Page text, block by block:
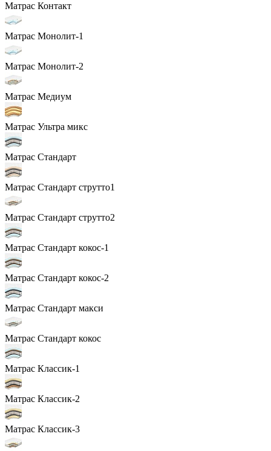
Матрас Контакт
Матрас Монолит-1
Матрас Монолит-2
Матрас Медиум
Матрас Ультра микс
Матрас Стандарт
Матрас Стандарт струтто1
Матрас Стандарт струтто2
Матрас Стандарт кокос-1
Матрас Стандарт кокос-2
Матрас Стандарт макси
Матрас Стандарт кокос
Матрас Классик-1
Матрас Классик-2
Матрас Классик-3